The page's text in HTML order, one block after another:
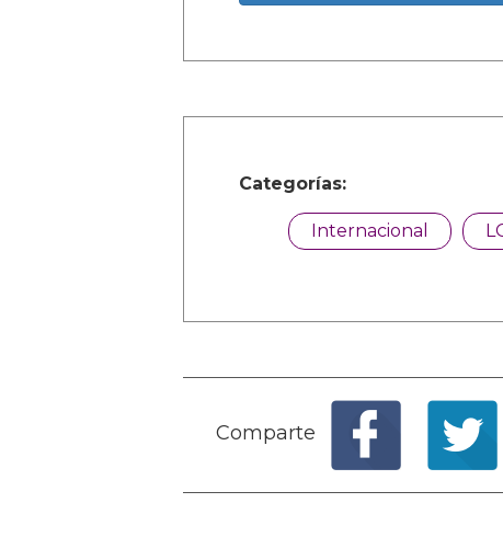
Categorías:
Internacional
Comparte